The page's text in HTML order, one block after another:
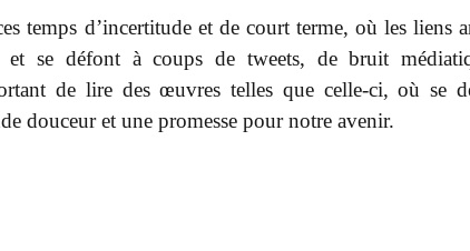
temps d’incertitude et de court terme, où les liens
et se défont à coups de tweets, de bruit
de lire des œuvres telles que celle-ci, où se
douceur et une promesse pour notre avenir.